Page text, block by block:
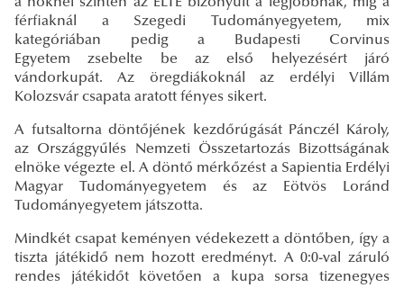
a nőknél szintén az ELTE bizonyult a legjobbnak, míg a
férfiaknál a Szegedi Tudományegyetem, mix
kategóriában pedig a Budapesti Corvinus
Egyetem zsebelte be az első helyezésért járó
vándorkupát. Az öregdiákoknál az erdélyi Villám
Kolozsvár csapata aratott fényes sikert.
A futsaltorna döntőjének kezdőrúgását Pánczél Károly,
az Országgyűlés Nemzeti Összetartozás Bizottságának
elnöke végezte el. A döntő mérkőzést a Sapientia Erdélyi
Magyar Tudományegyetem és az Eötvös Loránd
Tudományegyetem játszotta.
Mindkét csapat keményen védekezett a döntőben, így a
tiszta játékidő nem hozott eredményt. A 0:0-val záruló
rendes játékidőt követően a kupa sorsa tizenegyes